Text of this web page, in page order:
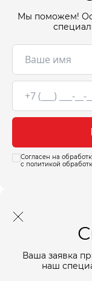
Мы поможем!
Согласен на
с политикой
Ваша заявка
наш